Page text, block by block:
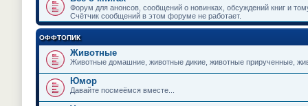
и
ю
Форум для анонсов, сообщений о новинках, обсуждений книг и
Счётчик сообщений в этом форуме не работает.
ОФФТОПИК
Животные
Животные домашние, животные дикие, животные прирученные,
Юмор
Давайте посмеёмся вместе...